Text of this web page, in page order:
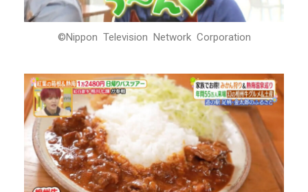
©Nippon Television Network Corporation